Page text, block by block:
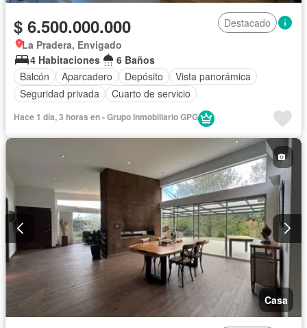
$ 6.500.000.000
Destacado
La Pradera, Envigado
4 Habitaciones
6 Baños
Balcón
Aparcadero Depósito
Vista panorámica
Seguridad privada
Cuarto de servicio
Hace 1 día, 3 horas en - Grupo Inmobiliario GPG
Casa